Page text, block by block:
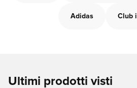
Adidas Club
Ultimi prodotti visti